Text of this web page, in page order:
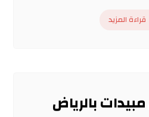
قراءة المزيد
بالرياض